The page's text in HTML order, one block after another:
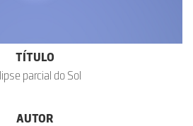
TÍTULO
parcial do Sol
AUTOR